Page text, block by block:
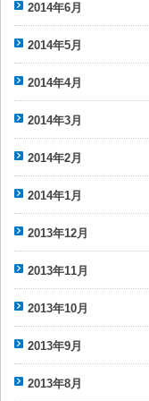
2014年6月
2014年5月
2014年4月
2014年3月
2014年2月
2014年1月
2013年12月
2013年11月
2013年10月
2013年9月
2013年8月